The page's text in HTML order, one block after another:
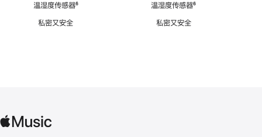
温湿度传感器脚
⁶
私密又安全
温湿度传感器脚
⁶
私密又安全